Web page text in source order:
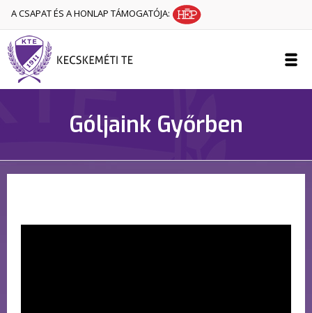
A CSAPAT ÉS A HONLAP TÁMOGATÓJA:
Góljaink Győrben